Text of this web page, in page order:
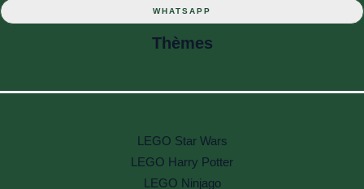
WHATSAPP
Thèmes
LEGO Star Wars
LEGO Harry Potter
LEGO Ninjago